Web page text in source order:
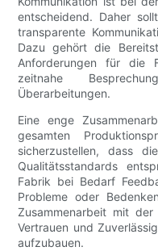
entscheidend. Daher
transparente
Dazu gehört die
Anforderungen für die
zeitnahe
Überarbeitungen.
Eine enge
gesamten
sicherzustellen, dass
Qualitätsstandards
Fabrik bei Bedarf
Probleme oder
Zusammenarbeit mit
Vertrauen und
aufzubauen.